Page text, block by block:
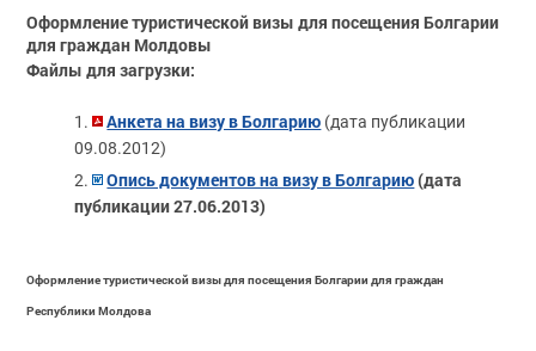
Оформление туристической визы для посещения Болгарии
для граждан Молдовы
Файлы для загрузки:
Анкета на визу в Болгарию (дата публикации
09.08.2012)
Опись документов на визу в Болгарию(дата
публикации 27.06.2013)
Оформление туристической визы для посещения Болгарии для граждан
Республики Молдова